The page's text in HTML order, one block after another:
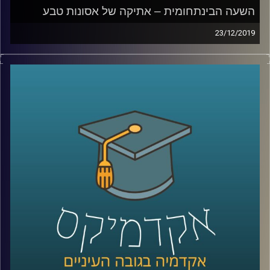
השעה הבינתחומית – אתיקה של אסונות טבע
23/12/2019
בשנת 2005 פגעה סופת ההורקין קתרינה בניו
לממשל דיפלומטיה ואסטרטגיה שחוקרת אתיקה
הייתה עדה לטראומה ולהשכלות הקשות של
הסופה על תושבי העיר, והבינה שגם לאסונות
טבע יש זווית אתית (כמו לכל דבר בחיים)
ד"ר סבן מסבירה כיצד יש לשאוף לפעול
במצבים של אסונות טבע מבחינת הסיוע שיש
להעניק לאוכלוסייה הנפגעת, תוך שימוש
במודלים בהם הקהילה לוקחת חלק פעיל
בטיפול יחד עם שיתוף פעולה של גורמים